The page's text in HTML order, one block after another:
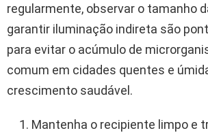
regularmente, observar o tamanho
garantir iluminação indireta são
para evitar o acúmulo de
comum em cidades quentes e
crescimento saudável.
Mantenha o recipiente limpo e